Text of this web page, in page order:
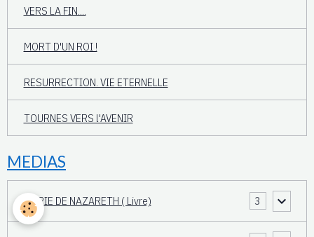
VERS LA FIN....
MORT D'UN ROI !
RESURRECTION. VIE ETERNELLE
TOURNES VERS l'AVENIR
MEDIAS
MARIE DE NAZARETH ( Livre) 3